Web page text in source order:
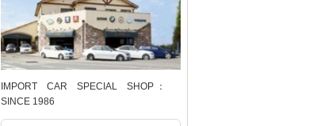
IMPORT CAR SPECIAL SHOP ：
SINCE 1986